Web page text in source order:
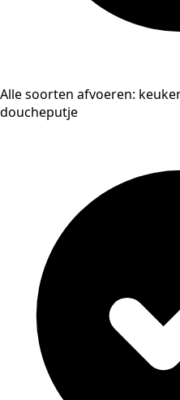
Alle soorten afvoeren:
doucheputje